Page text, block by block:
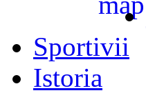
Sportivii
Istoria